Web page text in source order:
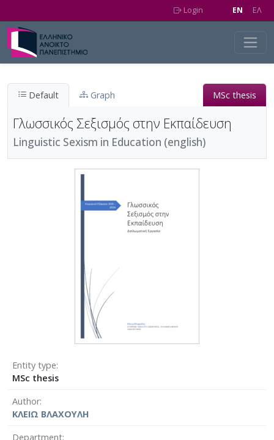
Login EN EΛ
Default Graph MSc thesis
Γλωσσικός Σεξισμός στην Εκπαίδευση
Linguistic Sexism in Education (english)
Entity type
MSc thesis
Author
ΚΛΕΙΩ ΒΛΑΧΟΥΛΗ
Department